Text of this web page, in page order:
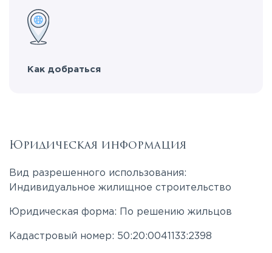
Как добраться
Юридическая информация
Вид разрешенного использования:
Индивидуальное жилищное строительство
Юридическая форма: По решению жильцов
Кадастровый номер: 50:20:0041133:2398